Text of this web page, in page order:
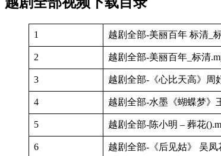
1 越剧全部-美丽百年 标清_
2 越剧全部-美丽百年_标清
3 越剧全部-《心比天高》周
4 越剧全部-水墨《蝴蝶梦》
5 越剧全部-陈小明 – 葬花
6 越剧全部-《后见姑》 吴凤